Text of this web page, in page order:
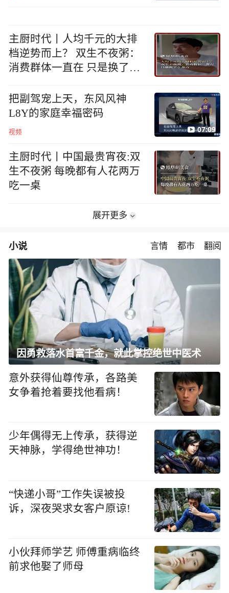
主厨时代丨人均千元的大排
档逆势而上？ 双生不夜粥：
消费群体一直在 只是换了个
把副驾宠上天，东风风神
L8Y的家庭幸福密码
视频 07:09
主厨时代丨中国最贵宵夜:双
生不夜粥 每晚都有人花两万
吃一桌
展开更多
小说 言情 都市 翻阅
因勇救落水首富千金，就此掌控绝世中医术
意外获得仙尊传承，各路美
女争着抢着要找他看病！
少年偶得无上传承，获得逆
天神脉，学得绝世神功！
“快递小哥”工作失误被投
诉，深夜哭求女客户原谅!
小伙拜师学艺 师傅重病临终
前求他娶了师母